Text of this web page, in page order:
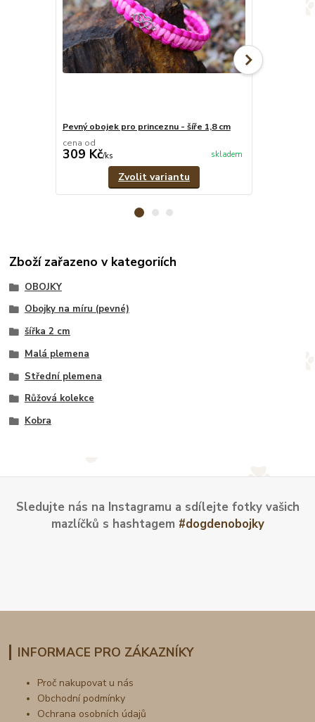
Pevný obojek pro princeznu - šíře 1,8 cm
cena od
309 Kč/ks skladem
Zvolit variantu
Zboží zařazeno v kategoriích
OBOJKY
Obojky na míru (pevné)
šířka 2 cm
Malá plemena
Střední plemena
Růžová kolekce
Kobra
Sledujte nás na Instagramu a sdílejte fotky vašich
mazlíčků s hashtagem #dogdenobojky
INFORMACE PRO ZÁKAZNÍKY
Proč nakupovat u nás
Obchodní podmínky
Ochrana osobních údajů